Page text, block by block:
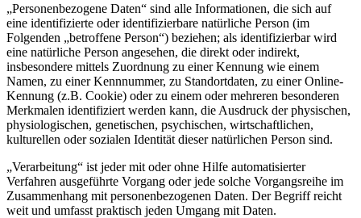
„Personenbezogene Daten“ sind alle Informationen, die sich auf
eine identifizierte oder identifizierbare natürliche Person (im
Folgenden „betroffene Person“) beziehen; als identifizierbar wird
eine natürliche Person angesehen, die direkt oder indirekt,
insbesondere mittels Zuordnung zu einer Kennung wie einem
Namen, zu einer Kennnummer, zu Standortdaten, zu einer Online-
Kennung (z.B. Cookie) oder zu einem oder mehreren besonderen
Merkmalen identifiziert werden kann, die Ausdruck der physischen,
physiologischen, genetischen, psychischen, wirtschaftlichen,
kulturellen oder sozialen Identität dieser natürlichen Person sind.
„Verarbeitung“ ist jeder mit oder ohne Hilfe automatisierter
Verfahren ausgeführte Vorgang oder jede solche Vorgangsreihe im
Zusammenhang mit personenbezogenen Daten. Der Begriff reicht
weit und umfasst praktisch jeden Umgang mit Daten.